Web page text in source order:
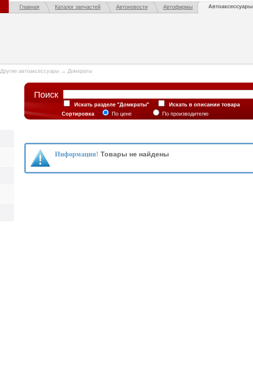
Главная Каталог запчастей Автоновости Автофирмы Автоаксессуары
Другие автоаксессуары → Домкраты
Поиск
Искать разделе "Домкраты"
Искать в описании товара
Сортировка
По цене По производителю
Информация! Товары не найдены